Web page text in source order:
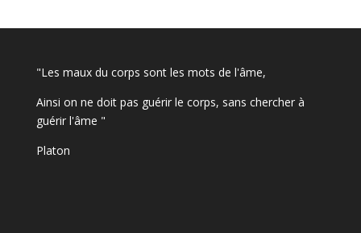
"Les maux du corps sont les mots de l'âme,
Ainsi on ne doit pas guérir le corps, sans chercher à
guérir l'âme "
Platon